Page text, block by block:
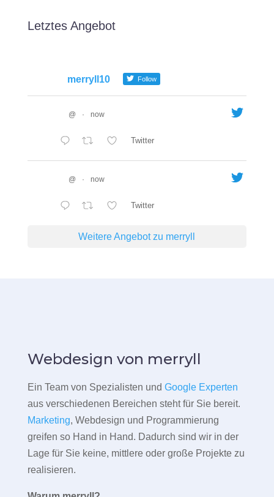
Letztes Angebot
merryll10 Follow
@ · now
Twitter
@ · now
Twitter
Weitere Angebot zu merryll
Webdesign von merryll
Ein Team von Spezialisten und Google Experten
aus verschiedenen Bereichen steht für Sie bereit.
Marketing, Webdesign und Programmierung
greifen so Hand in Hand. Dadurch sind wir in der
Lage für Sie keine, mittlere oder große Projekte zu
realisieren.